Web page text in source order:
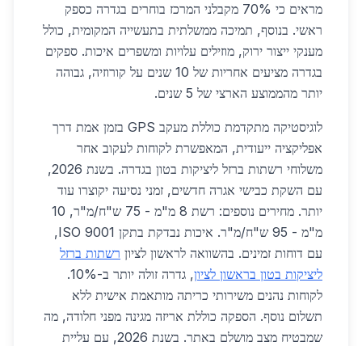
מראים כי 70% מקבלני המרכז בוחרים בגדרה כספק
ראשי. בנוסף, תמיכה ממשלתית בתעשייה המקומית, כולל
מענקי ייצור ירוק, מוזילים עלויות ומשפרים איכות. ספקים
בגדרה מציעים אחריות של 10 שנים על קורוזיה, גבוהה
יותר מהממוצע הארצי של 5 שנים.
לוגיסטיקה מתקדמת כוללת מעקב GPS בזמן אמת דרך
אפליקציה ייעודית, המאפשרת לקוחות לעקוב אחר
משלוחי רשתות ברזל ליציקות בטון בגדרה. בשנת 2026,
עם השקת כבישי אגרה חדשים, זמני נסיעה יקוצרו עוד
יותר. מחירים נוספים: רשת 8 מ"מ - 75 ש"ח/מ"ר, 10
מ"מ - 95 ש"ח/מ"ר. איכות נבדקת בתקן ISO 9001,
עם דוחות זמינים. בהשוואה לראשון לציון רשתות ברזל
ליציקות בטון בראשון לציון
, גדרה זולה יותר ב-10%.
לקוחות נהנים משירותי כריתה מותאמת אישית ללא
תשלום נוסף. הספקה כוללת אריזה מגינה מפני חלודה, מה
שמבטיח מצב מושלם באתר. בשנת 2026, עם עליית